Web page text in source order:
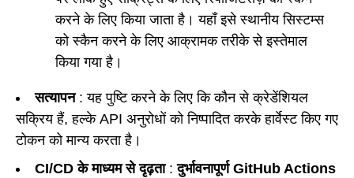
करने के लिए किया जाता है। यहाँ इसे स्थानीय सिस्टम्स
को स्कैन करने के लिए आक्रामक तरीके से इस्तेमाल
किया गया है।
सत्यापन: यह पुष्टि करने के लिए कि कौन से क्रेडेंशियल
सक्रिय हैं, हल्के API अनुरोधों को निष्पादित करके हार्वेस्ट किए गए
टोकन को मान्य करता है।
CI/CD के माध्यम से दृढ़ता:दुर्भावनापूर्ण GitHub Actions